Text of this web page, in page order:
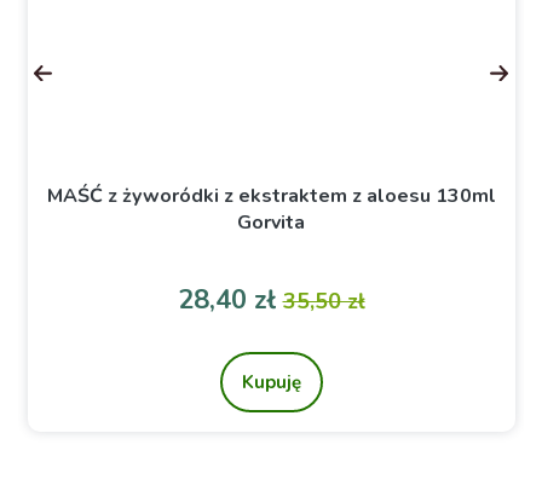
MAŚĆ z żyworódki z ekstraktem z aloesu 130ml
Gorvita
Cena
28,40 złCena podstawowa
35,50 zł
Kupuję